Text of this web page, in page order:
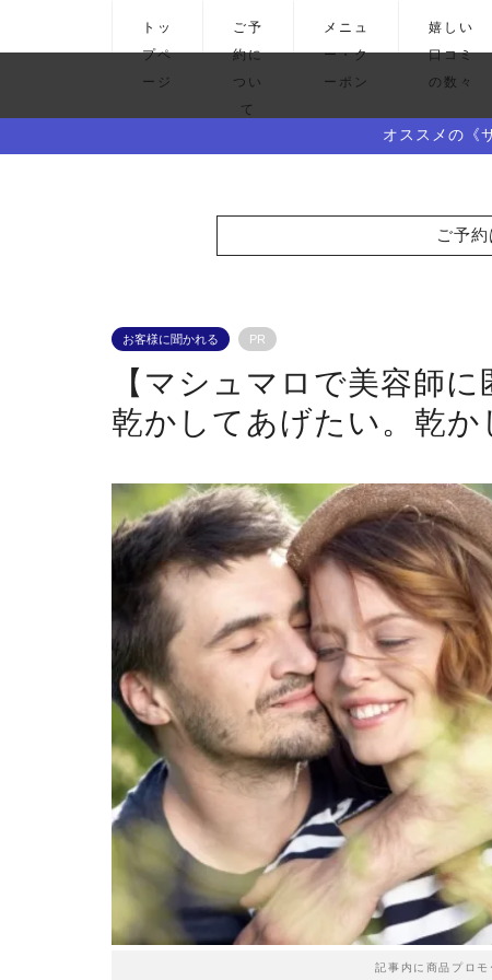
トッ
プペ
ージ
ご予
約に
つい
て
メニュ
ー・ク
ーポン
嬉しい
口コミ
の数々
オススメの《
ご予
お客様に聞かれる PR
【マシュマロで美容師
乾かしてあげたい。乾か
記事内に商品プロ